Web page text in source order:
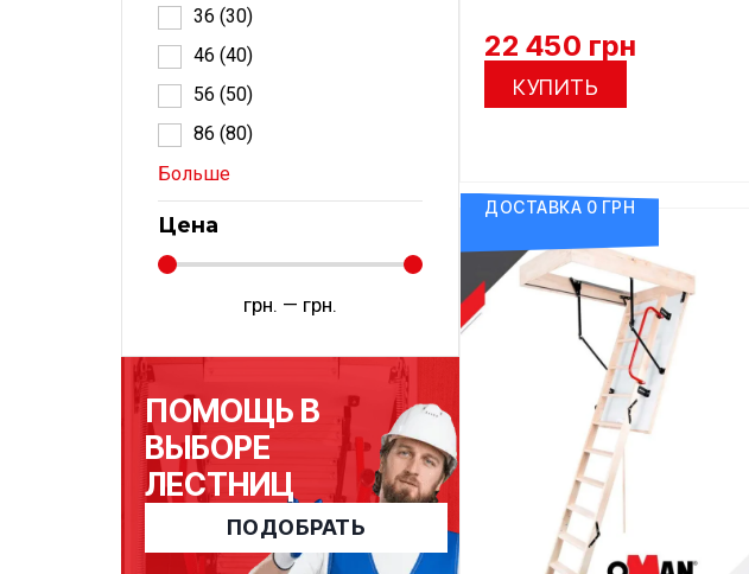
36 (30)
46 (40)
56 (50)
86 (80)
Больше
Цена
грн. — грн.
ПОМОЩЬ В
ВЫБОРЕ
ЛЕСТНИЦ
ПОДОБРАТЬ
22 450 грн
КУПИТЬ
ДОСТАВКА 0 ГРН